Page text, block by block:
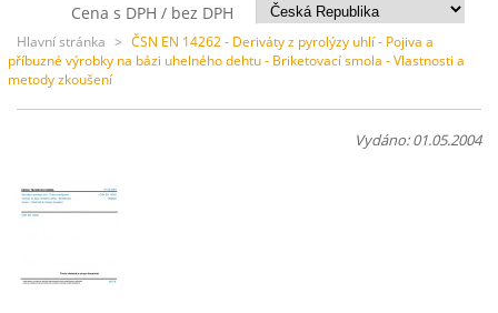
Cena s DPH / bez DPH
Hlavní stránka > ČSN EN 14262 - Deriváty z pyrolýzy uhlí - Pojiva a
příbuzné výrobky na bázi uhelného dehtu - Briketovací smola - Vlastnosti a
metody zkoušení
Vydáno: 01.05.2004